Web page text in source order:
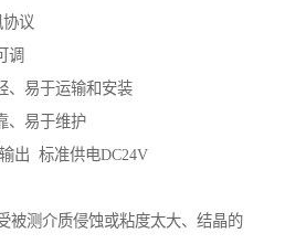
议
调
、易于运输和安装
、易于维护
出 标准供电DC24V
被测介质侵蚀或粘度太大、结晶的